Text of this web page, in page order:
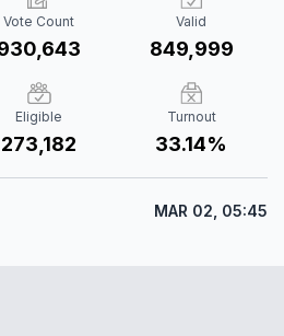
Vote Count Valid
849,999
Eligible
273,182
Turnout
33.14%
MAR 02, 05:45